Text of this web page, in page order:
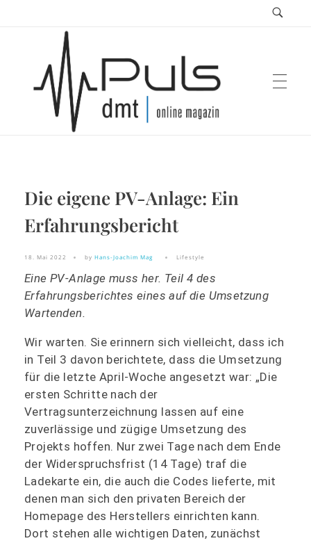
Puls Magazin
Zukunft der Mobilität
Die eigene PV-Anlage: Ein
Erfahrungsbericht
18. Mai 2022 by Hans-Joachim Mag Lifestyle
Eine PV-Anlage muss her. Teil 4 des
Erfahrungsberichtes eines auf die Umsetzung
Wartenden.
Wir warten. Sie erinnern sich vielleicht, dass ich
in Teil 3 davon berichtete, dass die Umsetzung
für die letzte April-Woche angesetzt war: „Die
ersten Schritte nach der
Vertragsunterzeichnung lassen auf eine
zuverlässige und zügige Umsetzung des
Projekts hoffen. Nur zwei Tage nach dem Ende
der Widerspruchsfrist (14 Tage) traf die
Ladekarte ein, die auch die Codes lieferte, mit
denen man sich den privaten Bereich der
Homepage des Herstellers einrichten kann.
Dort stehen alle wichtigen Daten, zunächst